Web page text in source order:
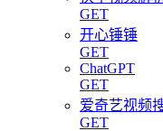
GET
开心锤锤
GET
ChatGPT
GET
爱奇艺视频
GET